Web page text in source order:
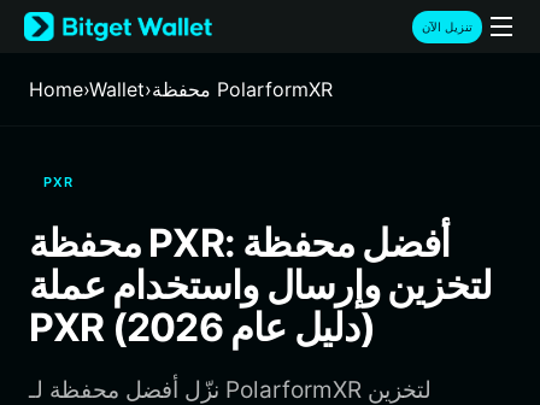
English
日本語
Русский
Italiano
Deutsch
简体中文
繁體中文
Português (Portugal)
ภาษาไทย
تنزيل الآن
Home›Wallet› محفظة PolarformXR
PXR
محفظة PXR: أفضل محفظة
لتخزين وإرسال واستخدام عملة
PXR (دليل عام 2026)
نزّل أفضل محفظة لـ PolarformXR لتخزين